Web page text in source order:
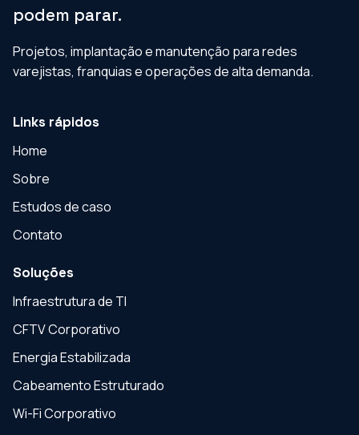
podem parar.
Projetos, implantação e manutenção para redes
varejistas, franquias e operações de alta demanda.
Links rápidos
Home
Sobre
Estudos de caso
Contato
Soluções
Infraestrutura de TI
CFTV Corporativo
Energia Estabilizada
Cabeamento Estruturado
Wi-Fi Corporativo